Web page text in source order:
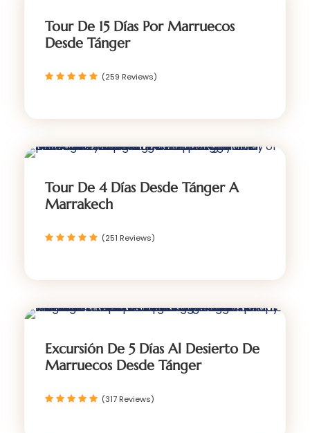
Tour De 15 Días Por Marruecos
Desde Tánger
(259 Reviews)
Tour De 4 Días Desde Tánger A
Marrakech
(251 Reviews)
Excursión De 5 Días Al Desierto De
Marruecos Desde Tánger
(317 Reviews)